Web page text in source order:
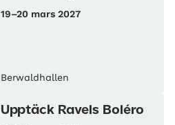
19–20 mars 2027
Berwaldhallen
Upptäck Ravels Boléro